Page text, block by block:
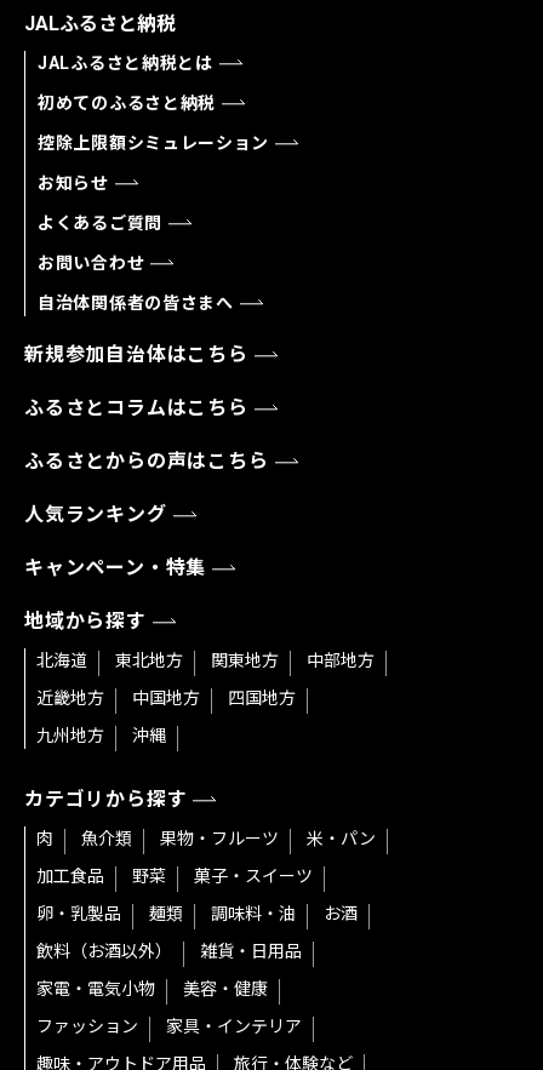
JALふるさと納税
JALふるさと納税とは
初めてのふるさと納税
控除上限額シミュレーション
お知らせ
よくあるご質問
お問い合わせ
自治体関係者の皆さまへ
新規参加自治体はこちら
ふるさとコラムはこちら
ふるさとからの声はこちら
人気ランキング
キャンペーン・特集
地域から探す
北海道 東北地方 関東地方
中部地方
近畿地方
中国地方
四国地方
九州地方
沖縄
カテゴリから探す
肉 魚介類 果物・フルーツ
米・パン
加工食品
野菜
菓子・スイーツ
卵・乳製品
麺類 調味料・油
お酒
飲料（お酒以外）
雑貨・日用品
家電・電気小物
美容・健康
ファッション
家具・インテリア
趣味・アウトドア用品
旅行・体験など